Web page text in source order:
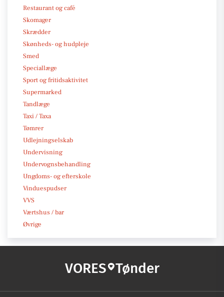
Restaurant og café
Skomager
Skrædder
Skønheds- og hudpleje
Smed
Speciallæge
Sport og fritidsaktivitet
Supermarked
Tandlæge
Taxi / Taxa
Tømrer
Udlejningselskab
Undervisning
Undervognsbehandling
Ungdoms- og efterskole
Vinduespudser
VVS
Værtshus / bar
Øvrige
VORES Tønder